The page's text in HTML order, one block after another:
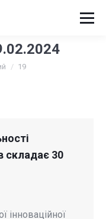
19
складає 30
інноваційної